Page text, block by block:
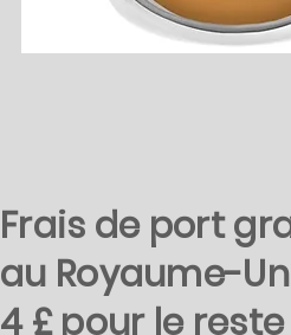
Frais de port
au Royaume-
4 £ pour le